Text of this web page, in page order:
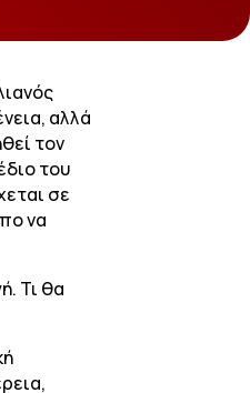
αλλά
τον
του
σε
να
Τι θα